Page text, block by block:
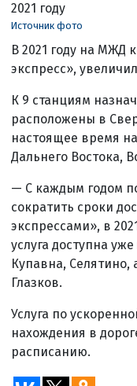
Источник фото
В 2021 году на МЖД
экспресс»,
К 9 станциям
расположены в
настоящее время
Дальнего Востока,
— С каждым годом
сократить сроки
экспрессами», в
услуга доступна
Купавна,
Глазков.
Услуга по
нахождения в
расписанию.